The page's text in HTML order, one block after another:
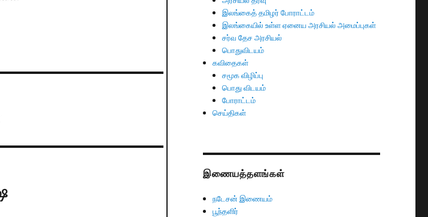
இலங்கைத் தமிழர் போராட்டம்
இலங்கையில் உள்ள ஏனைய அரசியல் அமைப்புகள்
சர்வ தேச அரசியல்
பொதுவிடயம்
கவிதைகள்
சமூக விழிப்பு
பொது விடயம்
போராட்டம்
செய்திகள்
இணையத்தளங்கள்
நடேசன் இணையம்
பூந்தளிர்